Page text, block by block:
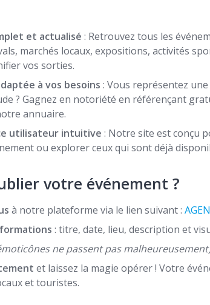
et actualisé : Retrouvez tous les
marchés locaux, expositions, activités
vos sorties.
à vos besoins : Vous représentez
? Gagnez en notoriété en référençant
annuaire.
utilisateur intuitive : Notre site est conçu
ou explorer ceux qui sont déjà
votre événement ?
à notre plateforme via le lien suivant :A
: titre, date, lieu, description et
ne passent pas
et laissez la magie opérer ! Votre
et touristes.